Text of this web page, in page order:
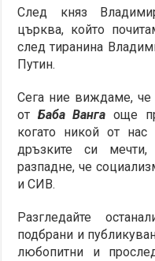
След княз
църква, който
след тиранина
Путин.
Сега ние виждаме, че
от Баба Ванга още
когато никой от
дръзките си
разпадне, че
и СИВ.
Разгледайте
подбрани и
любопитни и